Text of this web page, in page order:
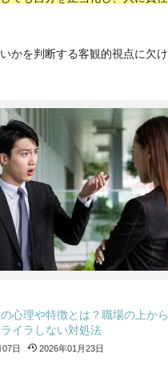
かを判断する客観的視点に欠け
心理や特徴とは？職場の上か
イラしない対処法
日 2026年01月23日